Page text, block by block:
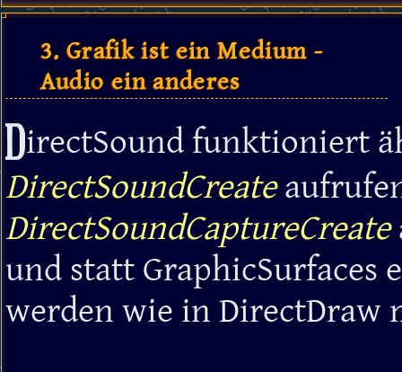
3. Grafik ist ein Medium -
Audio ein anderes
DirectSound funktioniert
DirectSoundCreate
DirectSoundCaptureCreate
und statt GraphicSurfaces
werden wie in DirectDraw